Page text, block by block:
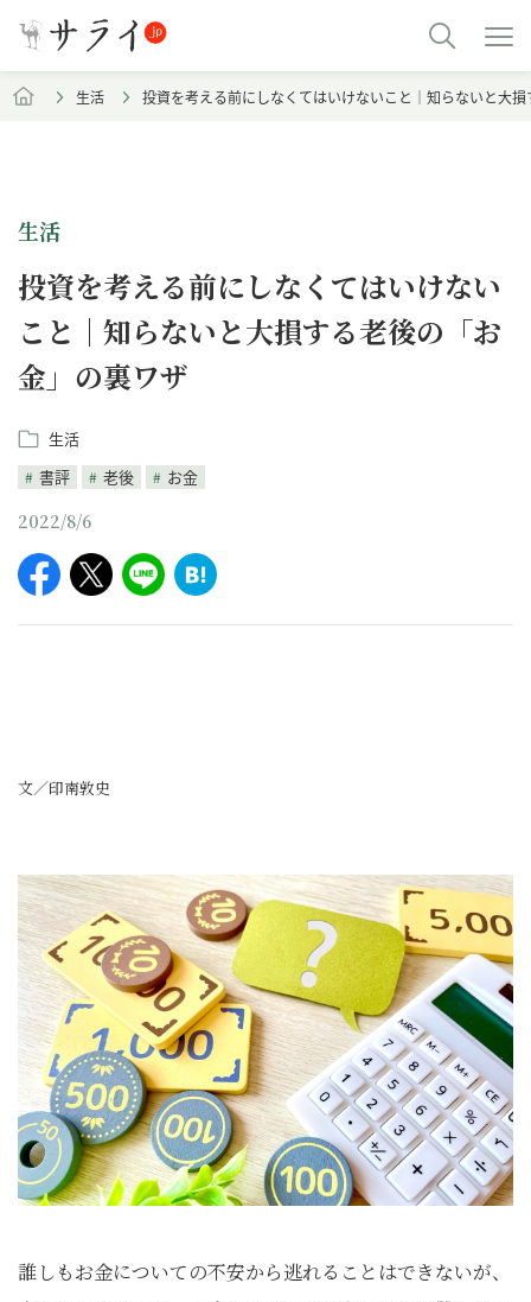
生活 投資を考える前にしなくてはいけないこと｜知らないと大
生活
投資を考える前にしなくてはいけない
こと｜知らないと大損する老後の「お
金」の裏ワザ
生活
書評
老後 お金
2022/8/6
文／印南敦史
誰しもお金についての不安から逃れることはできないが、